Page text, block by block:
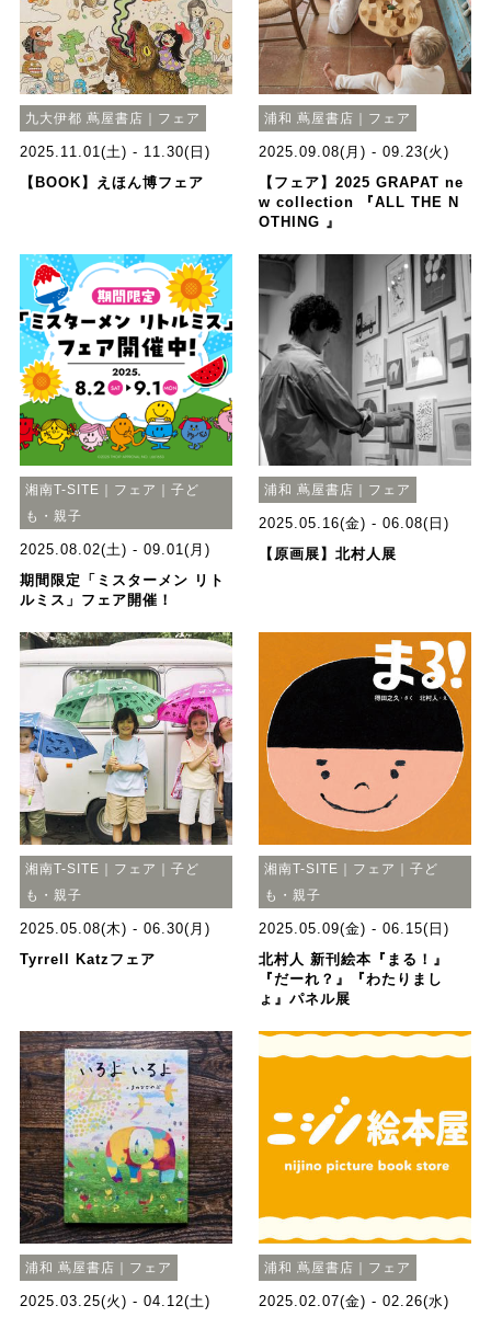
九大伊都 蔦屋書店｜フェア
2025.11.01(土) - 11.30(日)
【BOOK】えほん博フェア
浦和 蔦屋書店｜フェア
2025.09.08(月) - 09.23(火)
【フェア】2025 GRAPAT ne
w collection 『ALL THE N
OTHING 』
湘南T-SITE｜フェア｜子ど
も・親子
2025.08.02(土) - 09.01(月)
期間限定「ミスターメン リト
ルミス」フェア開催！
浦和 蔦屋書店｜フェア
2025.05.16(金) - 06.08(日)
【原画展】北村人展
湘南T-SITE｜フェア｜子ど
も・親子
2025.05.08(木) - 06.30(月)
Tyrrell Katzフェア
湘南T-SITE｜フェア｜子ど
も・親子
2025.05.09(金) - 06.15(日)
北村人 新刊絵本『まる！』
『だーれ？』『わたりまし
ょ』パネル展
浦和 蔦屋書店｜フェア
2025.03.25(火) - 04.12(土)
浦和 蔦屋書店｜フェア
2025.02.07(金) - 02.26(水)